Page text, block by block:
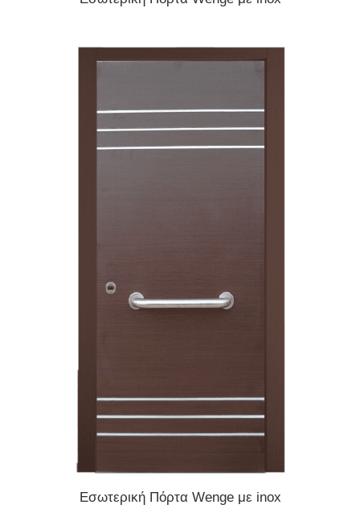
READ MORE
Εσωτερική Πόρτα Wenge με inox